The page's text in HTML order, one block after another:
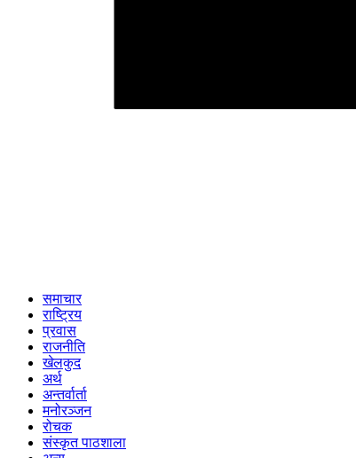
समाचार
राष्ट्रिय
प्रवास
राजनीति
खेलकुद
अर्थ
अन्तर्वार्ता
मनोरञ्जन
रोचक
संस्कृत पाठशाला